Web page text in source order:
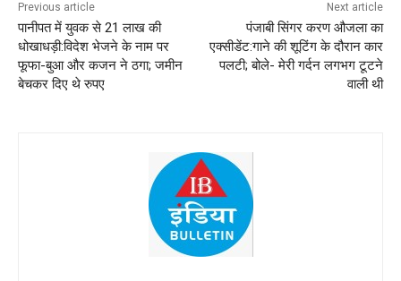
Previous article
पानीपत में युवक से 21 लाख की
धोखाधड़ी:विदेश भेजने के नाम पर
फूफा-बुआ और कजन ने ठगा; जमीन
बेचकर दिए थे रुपए
Next article
पंजाबी सिंगर करण औजला का
एक्सीडेंट:गाने की शूटिंग के दौरान कार
पलटी; बोले- मेरी गर्दन लगभग टूटने
वाली थी